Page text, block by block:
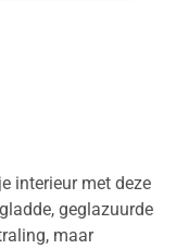
interieur met deze
geglazuurde
maar